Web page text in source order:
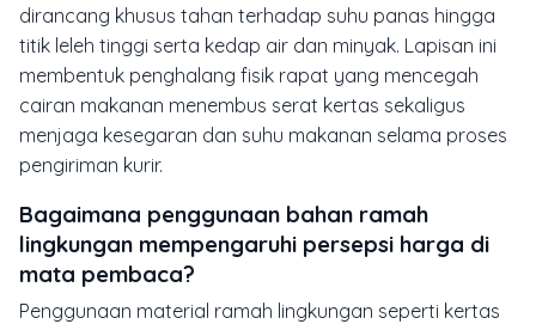
dirancang khusus tahan terhadap suhu panas hingga
titik leleh tinggi serta kedap air dan minyak. Lapisan ini
membentuk penghalang fisik rapat yang mencegah
cairan makanan menembus serat kertas sekaligus
menjaga kesegaran dan suhu makanan selama proses
pengiriman kurir.
Bagaimana penggunaan bahan ramah
lingkungan mempengaruhi persepsi harga di
mata pembaca?
Penggunaan material ramah lingkungan seperti kertas